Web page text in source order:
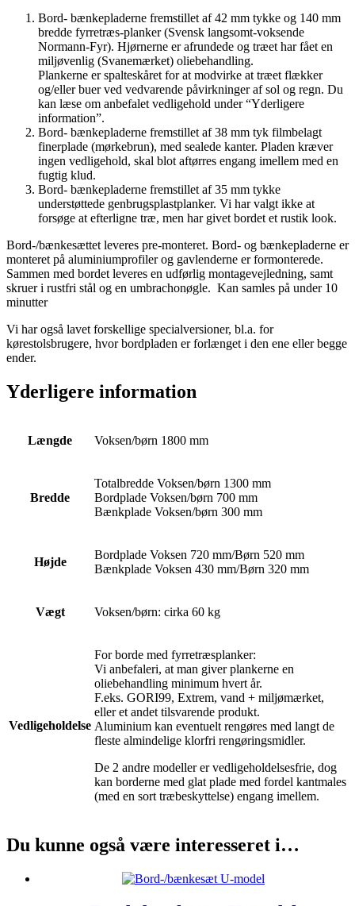
Bord- bænkepladerne fremstillet af 42 mm tykke og 140 mm
bredde fyrretræs-planker (Svensk langsomt-voksende
Normann-Fyr). Hjørnerne er afrundede og træet har fået en
miljøvenlig (Svanemærket) oliebehandling.
Plankerne er spalteskåret for at modvirke at træet flækker
og/eller buer ved vedvarende påvirkninger af sol og regn. Du
kan læse om anbefalet vedligehold under “Yderligere
information”.
Bord- bænkepladerne fremstillet af 38 mm tyk filmbelagt
finerplade (mørkebrun), med sealede kanter. Pladen kræver
ingen vedligehold, skal blot aftørres engang imellem med en
fugtig klud.
Bord- bænkepladerne fremstillet af 35 mm tykke
understøttede genbrugsplastplanker. Vi har valgt ikke at
forsøge at efterligne træ, men har givet bordet et rustik look.
Bord-/bænkesættet leveres pre-monteret. Bord- og bænkepladerne er
monteret på aluminiumprofiler og gavlenderne er formonterede.
Sammen med bordet leveres en udførlig montagevejledning, samt
skruer i rustfri stål og en umbrachonøgle. Kan samles på under 10
minutter
Vi har også lavet forskellige specialversioner, bl.a. for
kørestolsbrugere, hvor bordpladen er forlænget i den ene eller begge
ender.
Yderligere information
Længde Voksen/børn 1800 mm
Bredde
Totalbredde Voksen/børn 1300 mm
Bordplade Voksen/børn 700 mm
Bænkplade Voksen/børn 300 mm
Højde
Bordplade Voksen 720 mm/Børn 520 mm
Bænkplade Voksen 430 mm/Børn 320 mm
Vægt Voksen/børn: cirka 60 kg
Vedligeholdelse
For borde med fyrretræsplanker:
Vi anbefaleri, at man giver plankerne en
oliebehandling minimum hvert år.
F.eks. GORI99, Extrem, vand + miljømærket,
eller et andet tilsvarende produkt.
Aluminium kan eventuelt rengøres med langt de
fleste almindelige klorfri rengøringsmidler.
De 2 andre modeller er vedligeholdelsesfrie, dog
kan borderne med glat plade med fordel kantmales
(med en sort træbeskyttelse) engang imellem.
Du kunne også være interesseret i…